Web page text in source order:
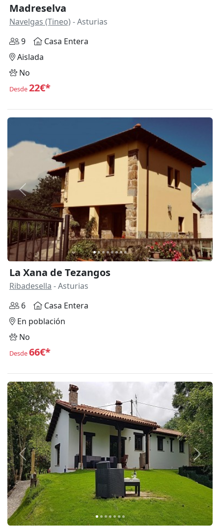
Madreselva
Navelgas (Tineo) - Asturias
9
Casa Entera
Aislada
No
Desde22€*
Anterior
La Xana de Tezangos
Ribadesella - Asturias
6
Casa Entera
En población
No
Desde66€*
Anterior